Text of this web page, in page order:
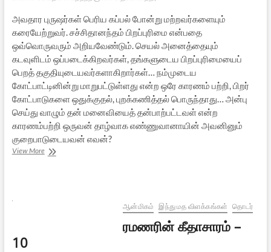
அவதார புருஷர்கள் பெரிய கப்பல் போன்று மற்றவர்களையும்
கரையேற்றுவர். சச்சிதானந்தம் பிறப்புரிமை என்பதை
ஒவ்வொருவரும் அறியவேண்டும். செயல் அனைத்தையும்
கடவுளிடம் ஒப்படைக்கிறவர்கள், தங்களுடைய பிறப்புரிமையைப்
பெறத் தகுதியுடையவர்களாகிறார்கள்… நம்முடைய
கோட்பாட்டினின்று மாறுபட்டுள்ளது என்ற ஒரே காரணம் பற்றி, பிறர்
கோட்பாடுகளை ஒதுக்குதல், புறக்கணித்தல் பொருந்தாது… அன்பு
செய்து வாழும் தன் மனைவியைத் தன்பாற்பட்டவள் என்ற
காரணம்பற்றி ஒருவன் தாழ்வாக எண்ணுவானாயின் அவனினும்
குறைபாடுடையவன் எவன்?
View More[பாகம்
ஆன்மிகம் இந்து மத விளக்கங்கள் தொடர்
ரமணரின் கீதாசாரம் –
10